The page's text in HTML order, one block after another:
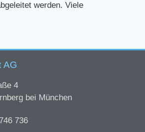
werden. Viele
AG
4
bei München
736